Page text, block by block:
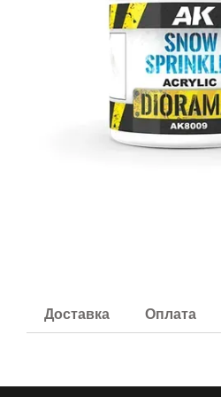
Доставка Оплата